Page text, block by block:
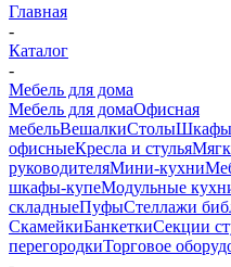
Главная
-
Каталог
-
Мебель для дома
Мебель для домаОфисная
мебельВешалкиСтолыШкафы
офисныеКресла и стулья
руководителяМини-кухни
шкафы-купеМодульные
складныеПуфыСтеллажи
СкамейкиБанкеткиСекции
перегородкиТорговое